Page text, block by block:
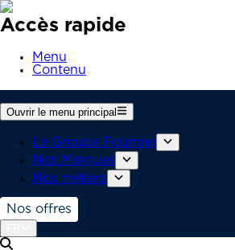
Accès rapide
Menu
Contenu
Ouvrir le menu principal
Le Groupe Fournier
Nos Marques
Nos métiers
Nos offres